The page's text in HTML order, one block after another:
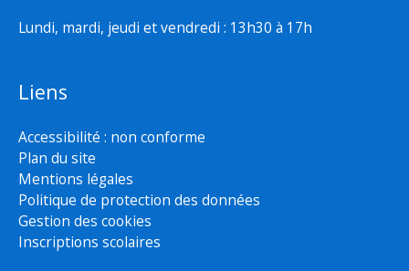
Lundi, mardi, jeudi et vendredi : 13h30 à 17h
Liens
Accessibilité : non conforme
Plan du site
Mentions légales
Politique de protection des données
Gestion des cookies
Inscriptions scolaires